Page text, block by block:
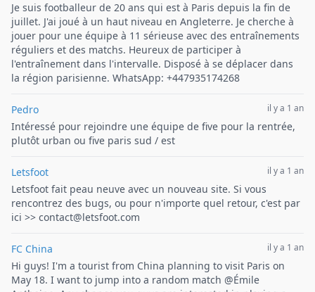
Je suis footballeur de 20 ans qui est à Paris depuis la fin de
juillet. J'ai joué à un haut niveau en Angleterre. Je cherche à
jouer pour une équipe à 11 sérieuse avec des entraînements
réguliers et des matchs. Heureux de participer à
l'entraînement dans l'intervalle. Disposé à se déplacer dans
la région parisienne. WhatsApp: +447935174268
Pedro il y a 1 an
Intéressé pour rejoindre une équipe de five pour la rentrée,
plutôt urban ou five paris sud / est
Letsfoot il y a 1 an
Letsfoot fait peau neuve avec un nouveau site. Si vous
rencontrez des bugs, ou pour n'importe quel retour, c'est par
ici >> contact@letsfoot.com
FC China il y a 1 an
Hi guys! I'm a tourist from China planning to visit Paris on
May 18. I want to jump into a random match @Émile